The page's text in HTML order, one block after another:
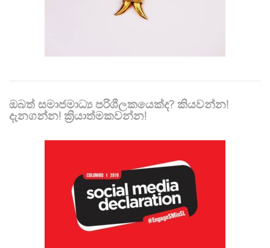
ඔබත් සමාජමාධ්‍ය පරිශීලකයෙක්ද? කියවන්න!
දැනගන්න! ක්‍රියාත්මකවන්න!